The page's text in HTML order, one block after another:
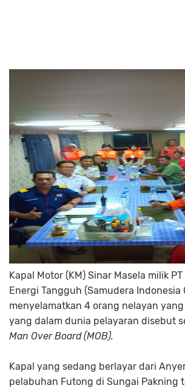
Kapal Motor (KM) Sinar Masela milik
Energi Tangguh (Samudera Indonesia
menyelamatkan 4 orang nelayan
yang dalam dunia pelayaran disebut
Man Over Board (MOB).
Kapal yang sedang berlayar dari
pelabuhan Futong di Sungai Pakning